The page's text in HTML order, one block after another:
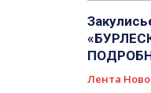
Лента